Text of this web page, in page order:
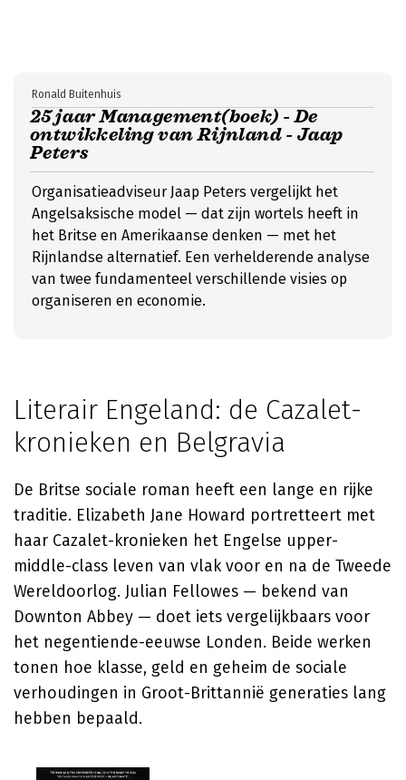
25 jaar Management(boek) - De
ontwikkeling van Rijnland - Jaap
Peters
Ronald Buitenhuis
Organisatieadviseur Jaap Peters vergelijkt het
Angelsaksische model — dat zijn wortels heeft in
het Britse en Amerikaanse denken — met het
Rijnlandse alternatief. Een verhelderende analyse
van twee fundamenteel verschillende visies op
organiseren en economie.
Literair Engeland: de Cazalet-
kronieken en Belgravia
De Britse sociale roman heeft een lange en rijke
traditie. Elizabeth Jane Howard portretteert met
haar Cazalet-kronieken het Engelse upper-
middle-class leven van vlak voor en na de Tweede
Wereldoorlog. Julian Fellowes — bekend van
Downton Abbey — doet iets vergelijkbaars voor
het negentiende-eeuwse Londen. Beide werken
tonen hoe klasse, geld en geheim de sociale
verhoudingen in Groot-Brittannië generaties lang
hebben bepaald.